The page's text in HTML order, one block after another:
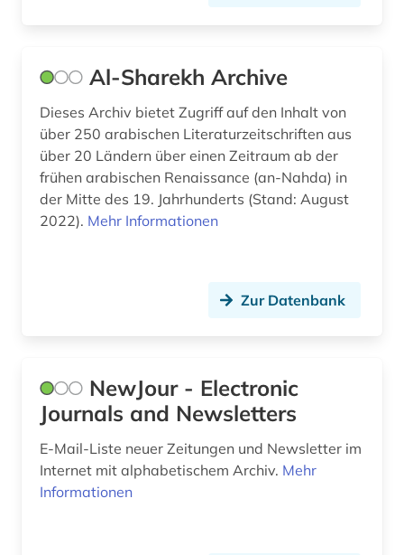
Al-Sharekh Archive
Dieses Archiv bietet Zugriff auf den Inhalt von
über 250 arabischen Literaturzeitschriften aus
über 20 Ländern über einen Zeitraum ab der
frühen arabischen Renaissance (an-Nahda) in
der Mitte des 19. Jahrhunderts (Stand: August
2022). Mehr Informationen
Zur Datenbank
NewJour - Electronic
Journals and Newsletters
E-Mail-Liste neuer Zeitungen und Newsletter im
Internet mit alphabetischem Archiv. Mehr
Informationen